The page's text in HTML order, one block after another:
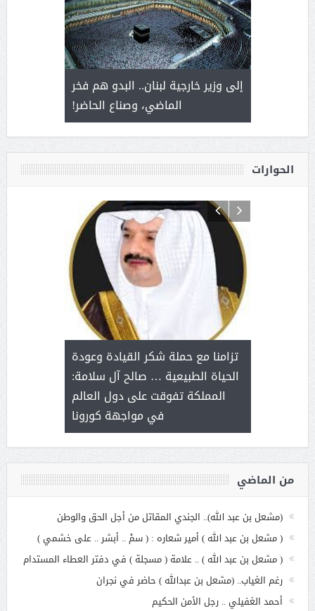
سلمان
إلى وزير خارجية لبنان.. البدو هم فخر
الماضي، وصناع الحاضر!
الحوارات
مع
بنت
تزامنا مع حملة شكر القيادة وعودة
الحياة الطبيعية … صالح آل سلامة:
المملكة تفوقت على دول العالم
في مواجهة كورونا
آل شرمه:
من الماضي
(مشعل بن عبد الله).. الجندي المقاتل من أجل الحق والوطن
( مشعل بن عبد الله ) أمير شعاره : ( سمْ .. أبشر .. على خشمي )
( مشعل بن عبد الله ) .. علامة ( مسجلة ) في دفتر العطاء المستدام
رغم الغياب.. (مشعل بن عبدالله ) حاضر في نجران
أحمد الغفيلي .. رجل الأمن الحكيم